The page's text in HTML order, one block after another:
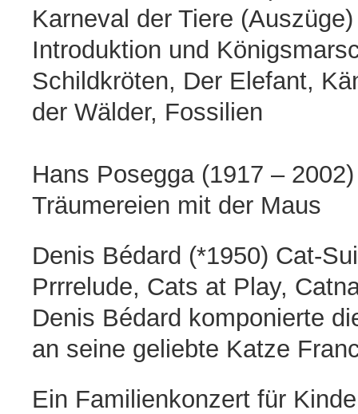
Karneval der Tiere (Auszüge)
Introduktion und
Schildkröten, Der Elefant,
der Wälder, Fossilien
Hans Posegga (1917 – 2002)
Träumereien mit der Maus
Denis Bédard (*1950) Cat-
Prrrelude, Cats at Play,
Denis Bédard komponierte
an seine geliebte Katze
Ein Familienkonzert für